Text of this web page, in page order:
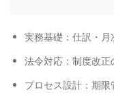
実務基礎：仕訳・
法令対応：制度改
プロセス設計：期